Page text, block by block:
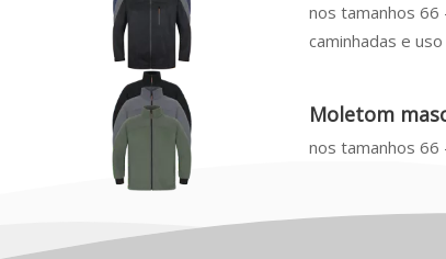
nos tamanhos 66
caminhadas e
Moletom
nos tamanhos 66